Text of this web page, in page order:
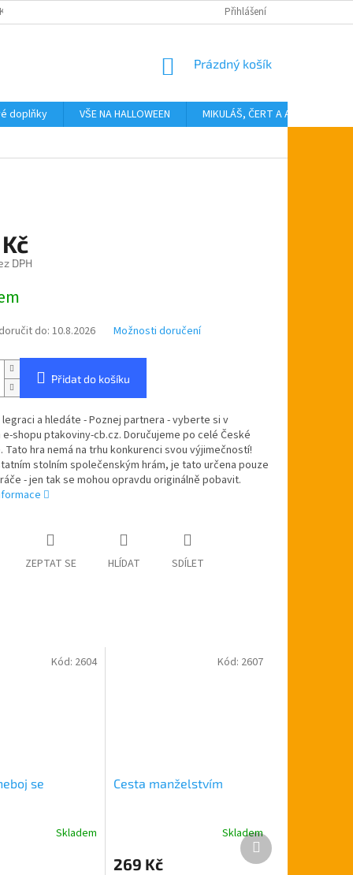
Přihlášení
NÁKUPNÍ
Prázdný košík
doplňky VŠE NA HALLOWEEN MIKULÁŠ, ČERT A ANDĚL
DPH
do: 10.8.2026 Možnosti doručení
Přidat do košíku
a hledáte - Poznej partnera - vyberte si v
shopu ptakoviny-cb.cz. Doručujeme po celé České
Tato hra nemá na trhu konkurenci svou výjimečností!
stolním společenským hrám, je tato určena pouze
- jen tak se mohou opravdu originálně pobavit.
ZEPTAT SE HLÍDAT SDÍLET
se
Skladem
Kód: 2604
Cesta manželstvím
Skladem
269 Kč
Kód: 2607
Další
produkt